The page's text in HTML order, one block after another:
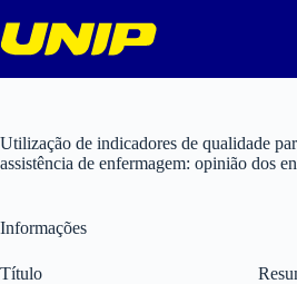
para
o
Utilização de indicadores de qualidade
assistência de enfermagem: opinião dos
Informações
Título